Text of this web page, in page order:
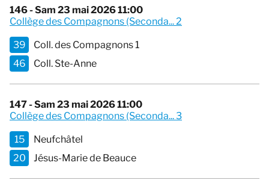
146 - Sam 23 mai 2026 11:00
Collège des Compagnons (Seconda... 2
39
Coll. des Compagnons 1
46
Coll. Ste-Anne
147 - Sam 23 mai 2026 11:00
Collège des Compagnons (Seconda... 3
15
Neufchâtel
20
Jésus-Marie de Beauce